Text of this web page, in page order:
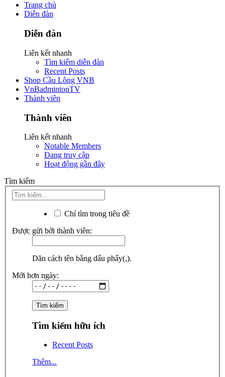
Trang chủ
Diễn đàn
Diễn đàn
Liên kết nhanh
Tìm kiếm diễn đàn
Recent Posts
Shop Cầu Lông VNB
VnBadmintonTV
Thành viên
Thành viên
Liên kết nhanh
Notable Members
Đang truy cập
Hoạt động gần đây
Tìm kiếm
Chỉ tìm trong tiêu đề
Được gửi bởi thành viên:
Dãn cách tên bằng dấu phẩy(,).
Mới hơn ngày:
Tìm kiếm hữu ích
Recent Posts
Thêm...